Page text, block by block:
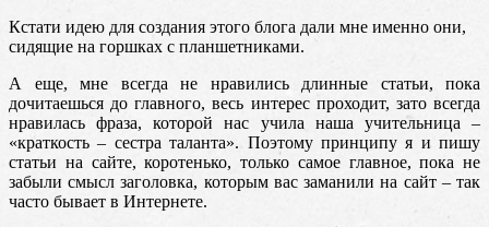
Кстати идею для создания этого блога дали мне именно они,
сидящие на горшках с планшетниками.
А еще, мне всегда не нравились длинные статьи, пока
дочитаешься до главного, весь интерес проходит, зато всегда
нравилась фраза, которой нас учила наша учительница –
«краткость – сестра таланта». Поэтому принципу я и пишу
статьи на сайте, коротенько, только самое главное, пока не
забыли смысл заголовка, которым вас заманили на сайт – так
часто бывает в Интернете.